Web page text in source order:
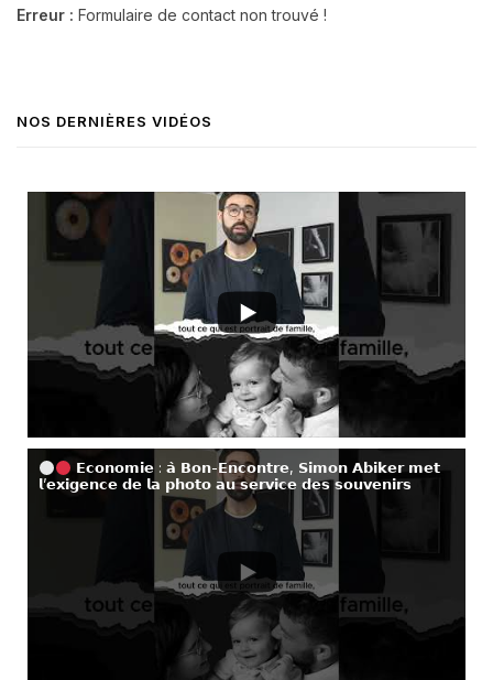
Erreur : Formulaire de contact non trouvé !
NOS DERNIÈRES VIDÉOS
𝗘𝗰𝗼𝗻𝗼𝗺𝗶𝗲 : 𝗮̀ 𝗕𝗼𝗻-𝗘𝗻𝗰𝗼𝗻𝘁𝗿𝗲, 𝗦𝗶𝗺𝗼𝗻 𝗔𝗯𝗶𝗸𝗲𝗿 𝗺𝗲𝘁
𝗹’𝗲𝘅𝗶𝗴𝗲𝗻𝗰𝗲 𝗱𝗲 𝗹𝗮 𝗽𝗵𝗼𝘁𝗼 𝗮𝘂 𝘀𝗲𝗿𝘃𝗶𝗰𝗲 𝗱𝗲𝘀 𝘀𝗼𝘂𝘃𝗲𝗻𝗶𝗿𝘀